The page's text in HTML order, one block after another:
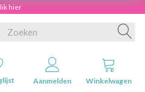
hier
Aanmelden Winkelwagen